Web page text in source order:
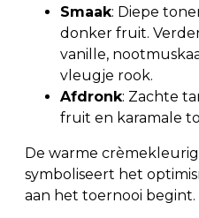
Smaak: Diepe
donker fruit.
vanille,
vleugje rook.
Afdronk: Zachte
fruit en karamale
De warme
symboliseert het
aan het toernooi begint.